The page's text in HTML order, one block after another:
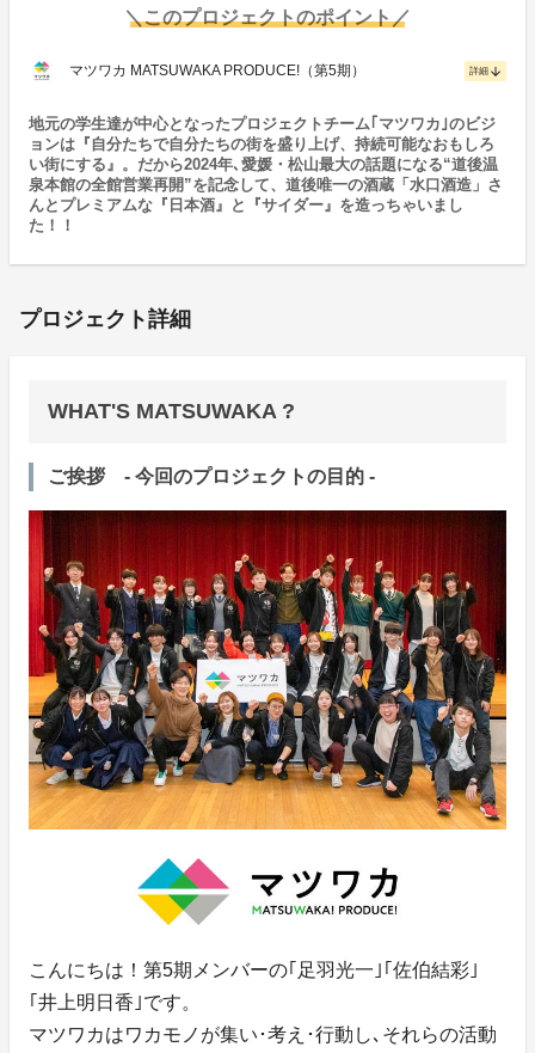
＼このプロジェクトのポイント／
マツワカ MATSUWAKA PRODUCE!（第5期） 詳細 arrow_downward
地元の学生達が中心となったプロジェクトチーム｢マツワカ｣のビジ
ョンは『自分たちで自分たちの街を盛り上げ、持続可能なおもしろ
い街にする』。だから2024年､愛媛・松山最大の話題になる“道後温
泉本館の全館営業再開”を記念して、道後唯一の酒蔵「水口酒造」さ
んとプレミアムな『日本酒』と『サイダー』を造っちゃいまし
た！！
プロジェクト詳細
WHAT'S MATSUWAKA ?
ご挨拶 - 今回のプロジェクトの目的 -
こんにちは！第5期メンバーの｢足羽光一｣｢佐伯結彩｣
｢井上明日香｣です。
マツワカはワカモノが集い･考え･行動し､それらの活動